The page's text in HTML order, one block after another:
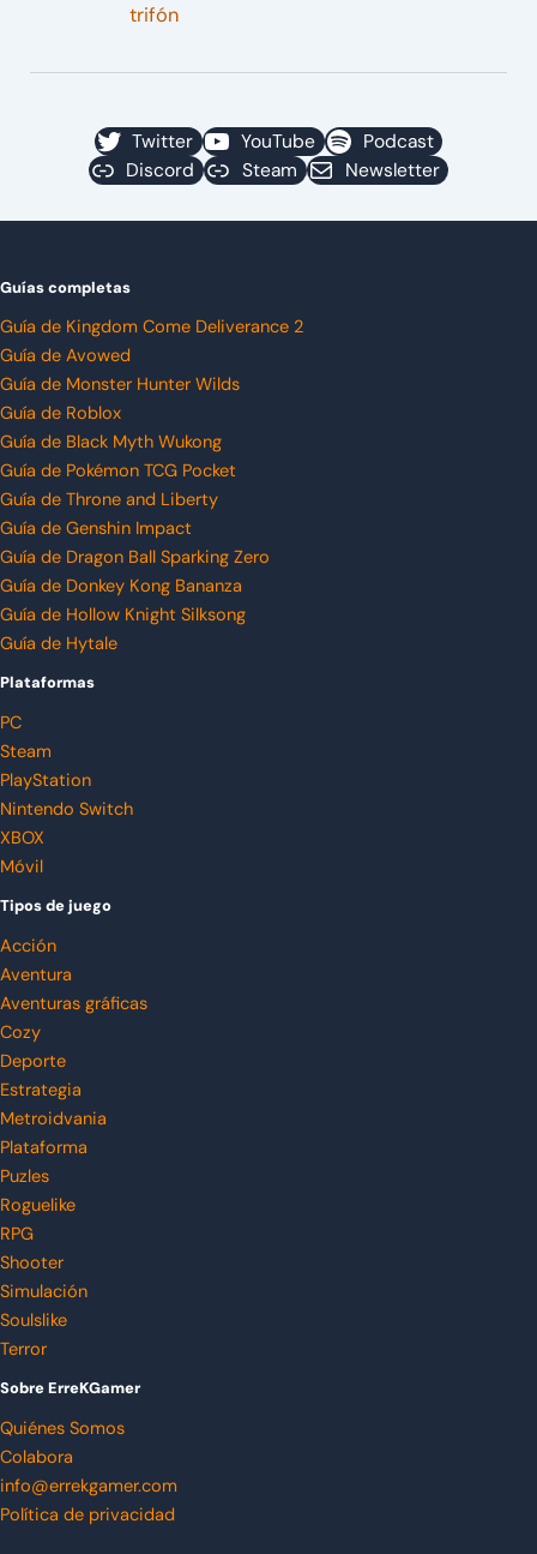
trifón
Twitter YouTube
Podcast
Discord
Steam Newsletter
Guías completas
Guía de Kingdom Come Deliverance 2
Guía de Avowed
Guía de Monster Hunter Wilds
Guía de Roblox
Guía de Black Myth Wukong
Guía de Pokémon TCG Pocket
Guía de Throne and Liberty
Guía de Genshin Impact
Guía de Dragon Ball Sparking Zero
Guía de Donkey Kong Bananza
Guía de Hollow Knight Silksong
Guía de Hytale
Plataformas
PC
Steam
PlayStation
Nintendo Switch
XBOX
Móvil
Tipos de juego
Acción
Aventura
Aventuras gráficas
Cozy
Deporte
Estrategia
Metroidvania
Plataforma
Puzles
Roguelike
RPG
Shooter
Simulación
Soulslike
Terror
Sobre ErreKGamer
Quiénes Somos
Colabora
info@errekgamer.com
Política de privacidad